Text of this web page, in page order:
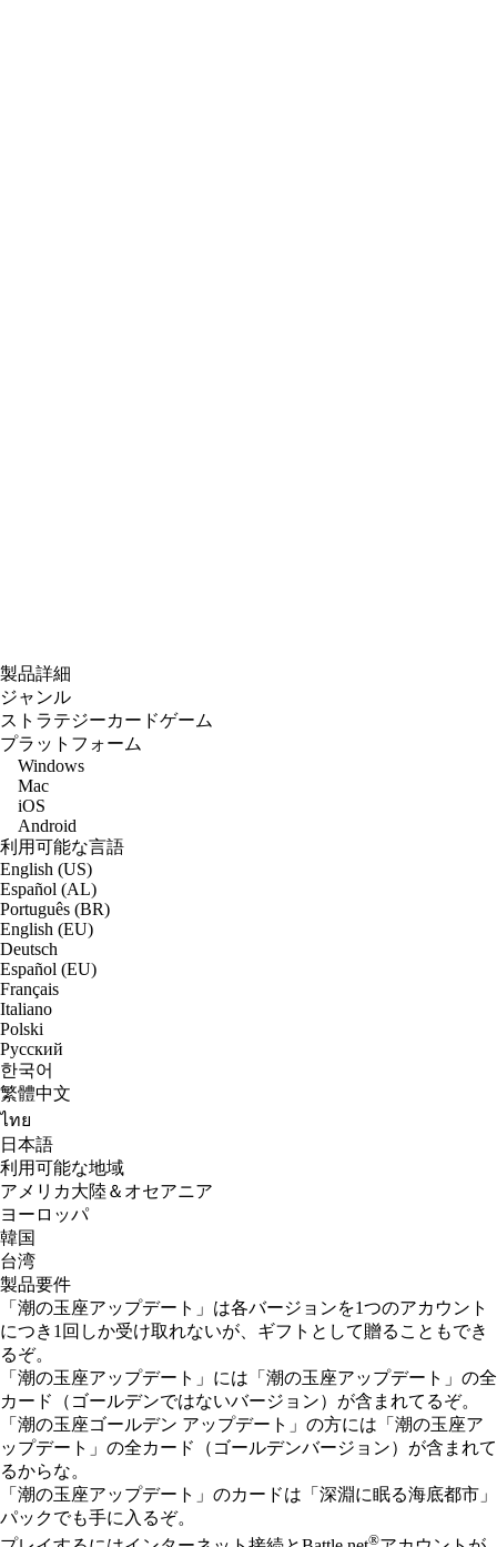
製品詳細
ジャンル
ストラテジーカードゲーム
プラットフォーム
Windows
Mac
iOS
Android
利用可能な言語
English (US)
Español (AL)
Português (BR)
English (EU)
Deutsch
Español (EU)
Français
Italiano
Polski
Русский
한국어
繁體中文
ไทย
日本語
利用可能な地域
アメリカ大陸＆オセアニア
ヨーロッパ
韓国
台湾
製品要件
「潮の玉座アップデート」は各バージョンを1つのアカウント
につき1回しか受け取れないが、ギフトとして贈ることもでき
るぞ。
「潮の玉座アップデート」には「潮の玉座アップデート」の全
カード（ゴールデンではないバージョン）が含まれてるぞ。
「潮の玉座ゴールデン アップデート」の方には「潮の玉座ア
ップデート」の全カード（ゴールデンバージョン）が含まれて
るからな。
「潮の玉座アップデート」のカードは「深淵に眠る海底都市」
パックでも手に入るぞ。
®